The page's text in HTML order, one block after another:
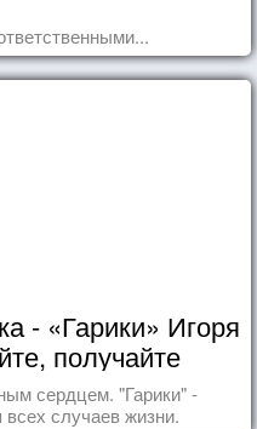
- «Гарики» Игоря
получайте
сердцем. "Гарики" -
случаев жизни.